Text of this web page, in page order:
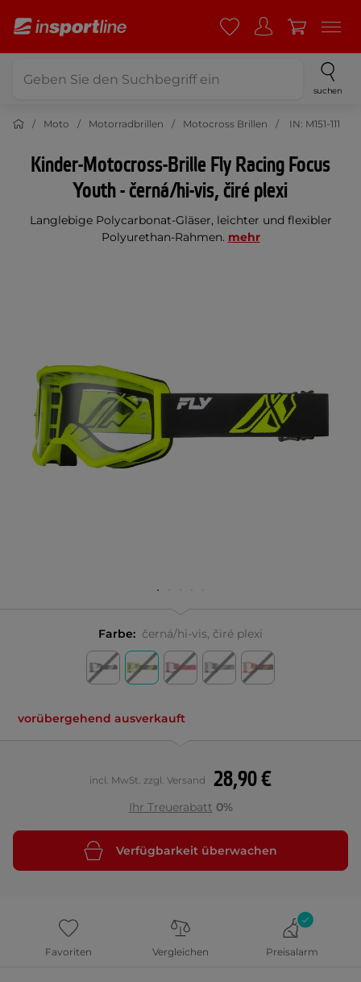
suchen
Moto Motorradbrillen Motocross Brillen IN: M151-111
Kinder-Motocross-Brille Fly Racing Focus
Youth - černá/hi-vis, čiré plexi
Langlebige Polycarbonat-Gläser, leichter und flexibler
Polyurethan-Rahmen. mehr
Farbe: černá/hi-vis, čiré plexi
vorübergehend ausverkauft
28,90 €
incl. MwSt. zzgl. Versand
Ihr Treuerabatt 0%
Verfügbarkeit überwachen
Favoriten Vergleichen Preisalarm